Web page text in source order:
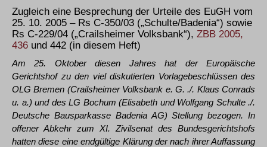
Zugleich eine Besprechung der Urteile des EuGH vom
25. 10. 2005 – Rs C-350/03 („Schulte/Badenia“) sowie
Rs C-229/04 („Crailsheimer Volksbank“), ZBB 2005,
436 und 442 (in diesem Heft)
Am 25. Oktober diesen Jahres hat der Europäische
Gerichtshof zu den viel diskutierten Vorlagebeschlüssen des
OLG Bremen (Crailsheimer Volksbank e. G. ./. Klaus Conrads
u. a.) und des LG Bochum (Elisabeth und Wolfgang Schulte ./.
Deutsche Bausparkasse Badenia AG) Stellung bezogen. In
offener Abkehr zum XI. Zivilsenat des Bundesgerichtshofs
hatten diese eine endgültige Klärung der nach ihrer Auffassung